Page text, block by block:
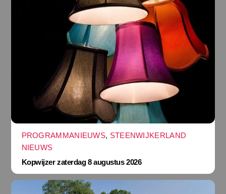
PROGRAMMANIEUWS, STEENWIJKERLAND
NIEUWS
Kopwijzer zaterdag 8 augustus 2026